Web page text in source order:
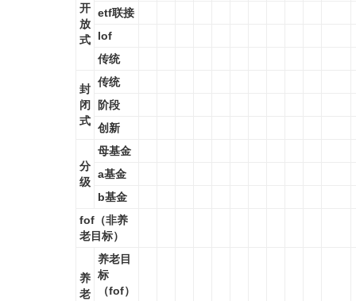
开
放
式
etf联接
lof
传统
封
闭
式
传统
阶段
创新
分
级
母基金
a基金
b基金
fof（非养
老目标）
养
老
养老目
标
（fof）